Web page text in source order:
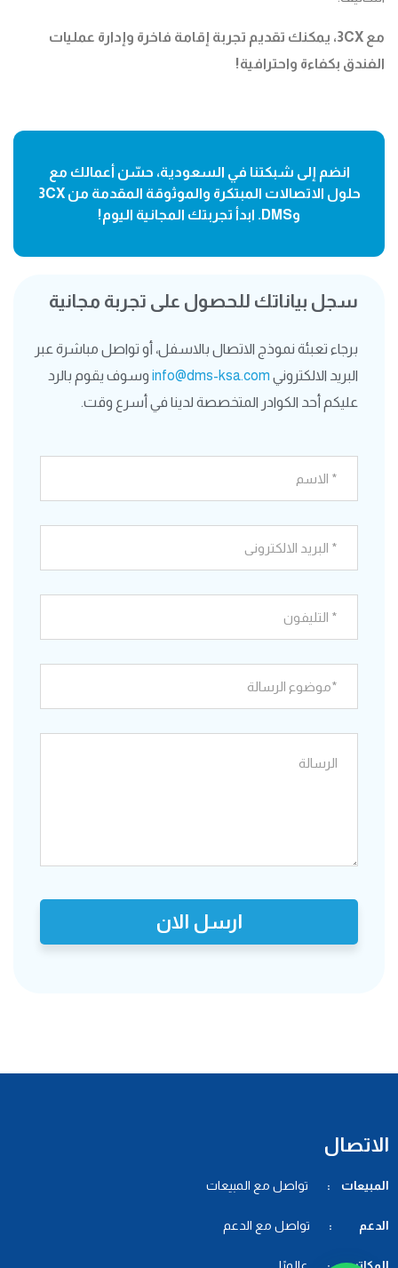
مع 3CX، يمكنك تقديم تجربة إقامة فاخرة وإدارة عمليات
الفندق بكفاءة واحترافية!
انضم إلى شبكتنا في السعودية، حسّن أعمالك مع
حلول الاتصالات المبتكرة والموثوقة المقدمة من 3CX
وDMS. ابدأ تجربتك المجانية اليوم!
سجل بياناتك للحصول على تجربة مجانية
برجاء تعبئة نموذج الاتصال بالاسفل، أو تواصل مباشرة عبر
البريد الالكتروني info@dms-ksa.com وسوف يقوم بالرد
عليكم أحد الكوادر المتخصصة لدينا في أسرع وقت.
ارسل الان
الاتصال
المبيعات : تواصل مع المبيعات
الدعم : تواصل مع الدعم